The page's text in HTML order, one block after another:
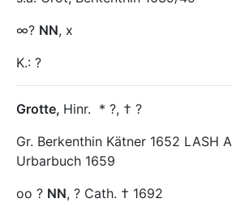
∞? NN, x
K.: ?
Grotte, Hinr. * ?, † ?
Gr. Berkenthin Kätner 1652 LASH
Urbarbuch 1659
oo ? NN, ? Cath. † 1692